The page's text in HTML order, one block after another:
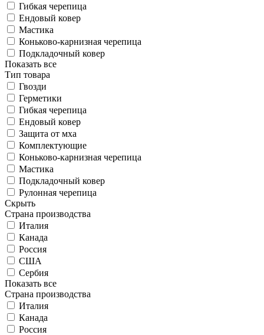
Гибкая черепица
Ендовый ковер
Мастика
Коньково-карнизная черепица
Подкладочный ковер
Показать все
Тип товара
Гвозди
Герметики
Гибкая черепица
Ендовый ковер
Защита от мха
Комплектующие
Коньково-карнизная черепица
Мастика
Подкладочный ковер
Рулонная черепица
Скрыть
Страна производства
Италия
Канада
Россия
США
Сербия
Показать все
Страна производства
Италия
Канада
Россия